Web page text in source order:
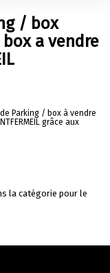
/ box
box a vendre
Parking / box à vendre
grâce aux
la catégorie pour le